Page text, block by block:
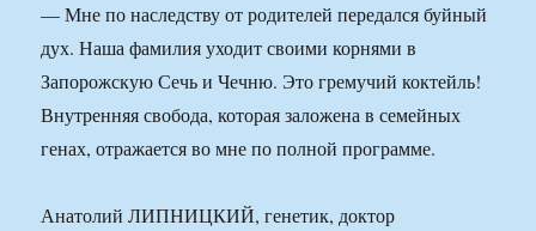
— Мне по наследству от родителей передался буйный
дух. Наша фамилия уходит своими корнями в
Запорожскую Сечь и Чечню. Это гремучий коктейль!
Внутренняя свобода, которая заложена в семейных
генах, отражается во мне по полной программе.
Анатолий ЛИПНИЦКИЙ, генетик, доктор